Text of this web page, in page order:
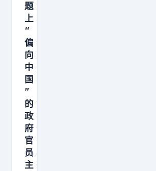
屈
服
，
也
不
会
不
顾
一
切
直
接
题
上
“
偏
向
中
国
”
的
政
府
官
员
主